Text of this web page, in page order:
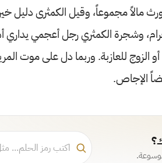
مالاً مجموعاً، وقيل الكمثرى دليل خير
وشجرة الكمثري رجل أعجمي
أو الزوج للعازبة. وربما دل على موت
الإجاص.